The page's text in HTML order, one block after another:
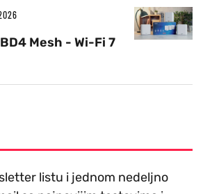
Mesh - Wi-Fi 7
listu i jednom nedeljno